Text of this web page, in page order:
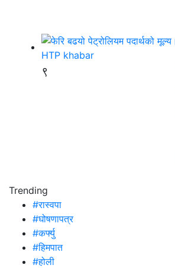
९
Trending
#रास्वपा
#घोषणापत्र
#कर्फ्यु
#हिमपात
#होली